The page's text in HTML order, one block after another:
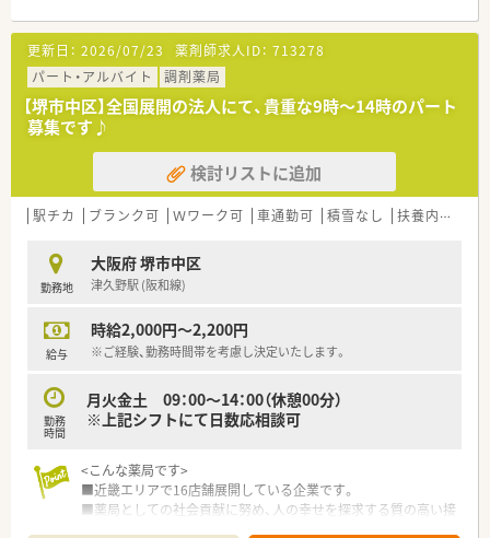
更新日： 2026/07/23 薬剤師求人ID： 713278
パート・アルバイト
調剤薬局
【堺市中区】全国展開の法人にて、貴重な9時～14時のパート
募集です♪
検討リストに追加
駅チカ ブランク可 Ｗワーク可 車通勤可 積雪なし 扶養内勤務OK
勤務地
大阪府 堺市中区
津久野駅 (阪和線)
給与
時給2,000円～2,200円
※ご経験、勤務時間帯を考慮し決定いたします。
勤務
時間
月火金土 09：00～14：00（休憩00分）
※上記シフトにて日数応相談可
<こんな薬局です>
■近畿エリアで16店舗展開している企業です。
■薬局としての社会貢献に努め、人の幸せを探求する質の高い接